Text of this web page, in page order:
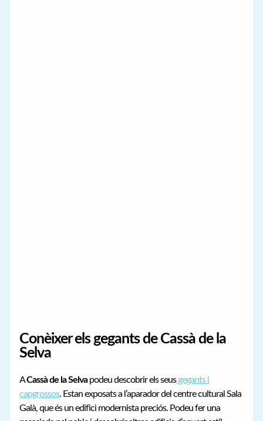
Conèixer els gegants de Cassà de la
Selva
ACassà de la Selvapodeu descobrir els seusgegants i
capgrossos. Estan exposats a l’aparador del centre cultural Sala
Galà, que és un edifici modernista preciós. Podeu fer una